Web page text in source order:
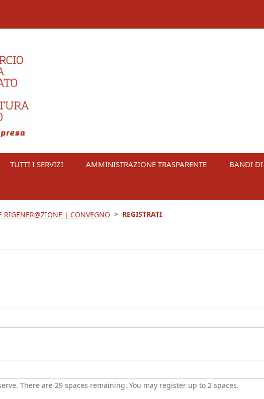
TUTTI I SERVIZI AMMINISTRAZIONE TRASPARENTE BANDI DI
RIGENER@ZIONE | CONVEGNO REGISTRATI
There are 29 spaces remaining. You may register up to 2 spaces.